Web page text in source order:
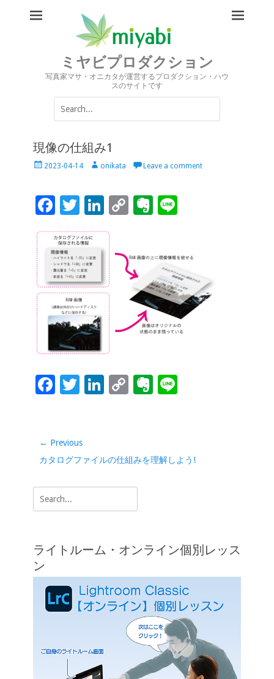
ミヤビプロダクション
写真家マサ・オニカタが運営するプロダクション・ハウ
スのサイトです
Search
for:
現像の仕組み1
Posted2023-04-14 Authoronikata Leave a comment
F
ac
e
b
o
o
k
T
wi
tt
er
Li
n
k
e
dI
n
C
y
Li
n
k
Ev
ot
e
F
b
o
o
k
T
er
Li
dI
n
C
Li
n
Ev
e
投
稿
ビ
ゲ
ョ
ン
← Previous
Previous
カタログファイルの仕組みを理解しよう!
Search
for:
ライトルーム・オンライン個別レッス
ン